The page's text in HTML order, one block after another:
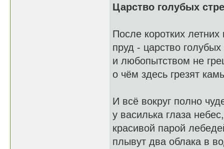
Царство голубых
После коротких летних
пруд - царство голубых
и любопытством не
о чём здесь грезят
И всё вокруг полно
у василька глаза небес,
красивой парой
плывут два облака в